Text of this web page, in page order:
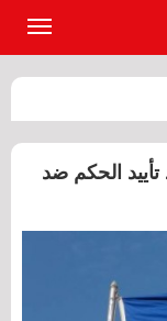
الحكم ضد